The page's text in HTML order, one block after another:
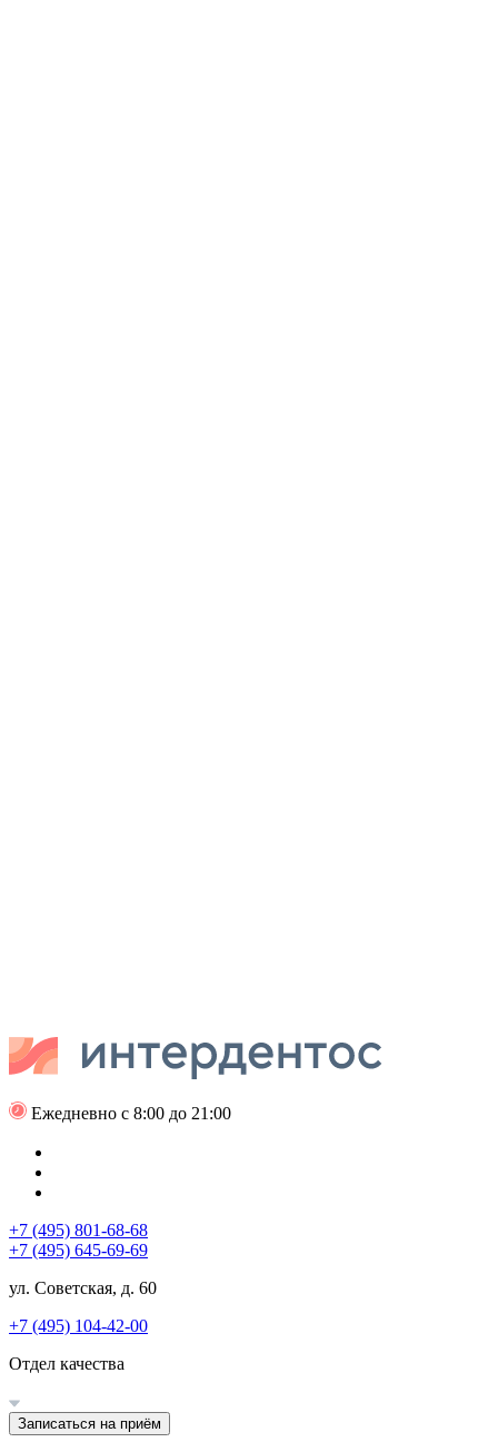
Ежедневно с 8:00 до 21:00
+7 (495) 801-68-68
+7 (495) 645-69-69
ул. Советская, д. 60
+7 (495) 104-42-00
Отдел качества
Записаться на приём